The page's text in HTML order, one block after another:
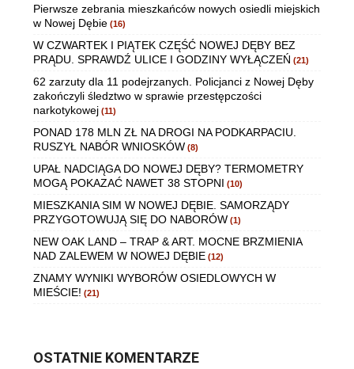
Pierwsze zebrania mieszkańców nowych osiedli miejskich
w Nowej Dębie (16)
W CZWARTEK I PIĄTEK CZĘŚĆ NOWEJ DĘBY BEZ
PRĄDU. SPRAWDŹ ULICE I GODZINY WYŁĄCZEŃ (21)
62 zarzuty dla 11 podejrzanych. Policjanci z Nowej Dęby
zakończyli śledztwo w sprawie przestępczości
narkotykowej (11)
PONAD 178 MLN ZŁ NA DROGI NA PODKARPACIU.
RUSZYŁ NABÓR WNIOSKÓW (8)
UPAŁ NADCIĄGA DO NOWEJ DĘBY? TERMOMETRY
MOGĄ POKAZAĆ NAWET 38 STOPNI (10)
MIESZKANIA SIM W NOWEJ DĘBIE. SAMORZĄDY
PRZYGOTOWUJĄ SIĘ DO NABORÓW (1)
NEW OAK LAND – TRAP & ART. MOCNE BRZMIENIA
NAD ZALEWEM W NOWEJ DĘBIE (12)
ZNAMY WYNIKI WYBORÓW OSIEDLOWYCH W
MIEŚCIE! (21)
OSTATNIE KOMENTARZE